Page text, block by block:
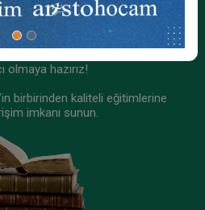
Teklif Alın
olmaya hazırız!
birbirinden kaliteli eğitimlerine
imkanı sunun.